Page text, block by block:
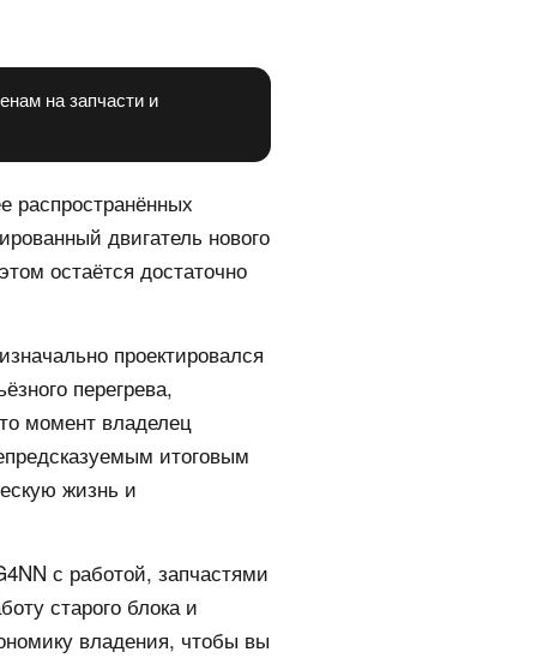
на запчасти и
распространённых
двигатель нового
остаётся достаточно
проектировался
перегрева,
момент владелец
итоговым
жизнь и
с работой, запчастями
старого блока и
владения, чтобы вы